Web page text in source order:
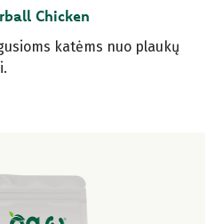
Chicken
katėms nuo plaukų